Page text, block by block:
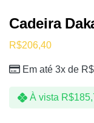
Cadeira
R$206,40
À vista R$
Em até 3x de R$